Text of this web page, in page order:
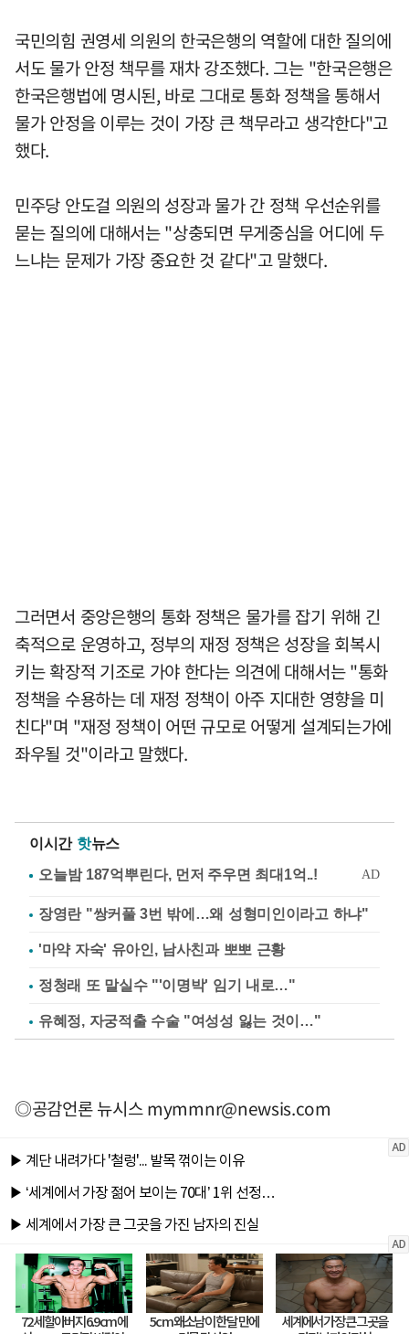
국민의힘 권영세 의원의 한국은행의 역할에 대한 질의에
서도 물가 안정 책무를 재차 강조했다. 그는 "한국은행은
한국은행법에 명시된, 바로 그대로 통화 정책을 통해서
물가 안정을 이루는 것이 가장 큰 책무라고 생각한다"고
했다.
민주당 안도걸 의원의 성장과 물가 간 정책 우선순위를
묻는 질의에 대해서는 "상충되면 무게중심을 어디에 두
느냐는 문제가 가장 중요한 것 같다"고 말했다.
그러면서 중앙은행의 통화 정책은 물가를 잡기 위해 긴
축적으로 운영하고, 정부의 재정 정책은 성장을 회복시
키는 확장적 기조로 가야 한다는 의견에 대해서는 "통화
정책을 수용하는 데 재정 정책이 아주 지대한 영향을 미
친다"며 "재정 정책이 어떤 규모로 어떻게 설계되는가에
좌우될 것"이라고 말했다.
이시간 핫뉴스
장영란 "쌍커풀 3번 밖에…왜 성형미인이라고 하냐"
'마약 자숙' 유아인, 남사친과 뽀뽀 근황
정청래 또 말실수 "'이명박' 임기 내로…"
유혜정, 자궁적출 수술 "여성성 잃는 것이…"
◎공감언론 뉴시스mymmnr@newsis.com